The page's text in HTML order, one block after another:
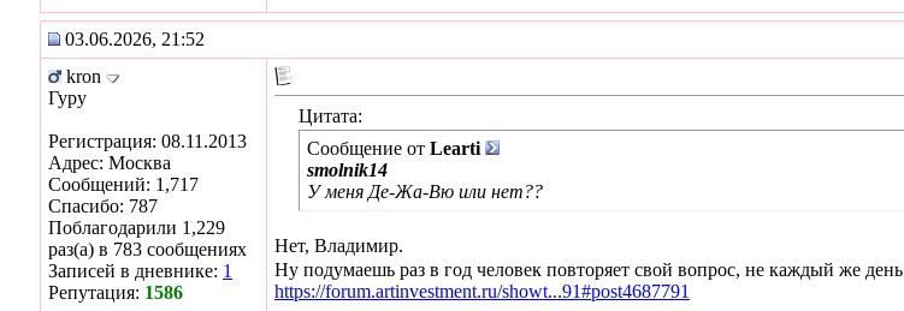
03.06.2026, 21:52
kron
Гуру
Регистрация: 08.11.2013
Адрес: Москва
Сообщений: 1,717
Спасибо: 787
Поблагодарили 1,229
раз(а) в 783 сообщениях
Записей в дневнике: 1
Репутация: 1586
Цитата:
Сообщение от Learti
smolnik14
У меня Де-Жа-Вю или нет??
Нет, Владимир.
Ну подумаешь раз в год человек повторяет свой вопрос, не каждый же день
https://forum.artinvestment.ru/showt...91#post4687791